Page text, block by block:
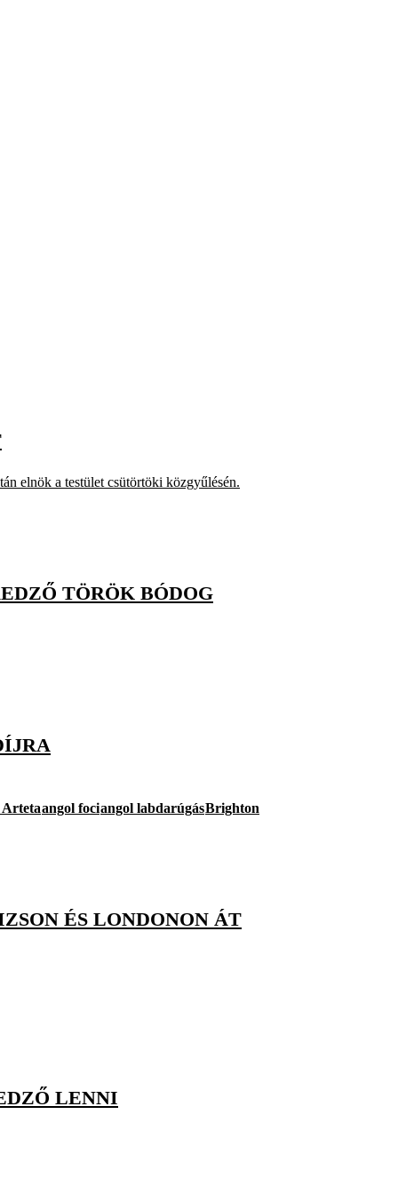
elnök a testület csütörtöki közgyűlésén.
TÖRÖK BÓDOG
angol fociangol labdarúgásBrighton
ÉS LONDONON ÁT
LENNI